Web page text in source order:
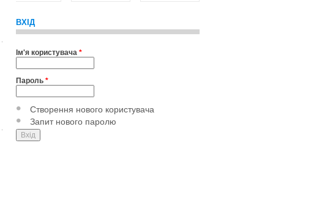
ВХІД
Ім'я користувача *
Пароль *
Створення нового користувача
Запит нового паролю